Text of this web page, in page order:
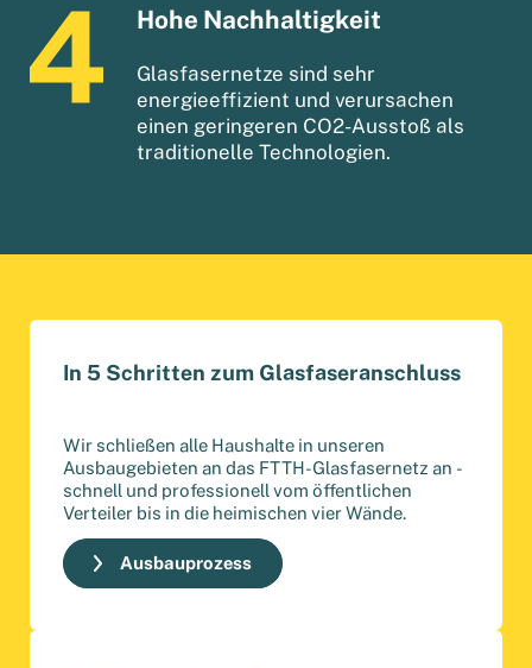
Hohe Nachhaltigkeit
Glasfasernetze sind sehr
energieeffizient und verursachen
einen geringeren CO2-Ausstoß als
traditionelle Technologien.
In 5 Schritten zum Glasfaseranschluss
Wir schließen alle Haushalte in unseren
Ausbaugebieten an das FTTH-Glasfasernetz an -
schnell und professionell vom öffentlichen
Verteiler bis in die heimischen vier Wände.
Ausbauprozess